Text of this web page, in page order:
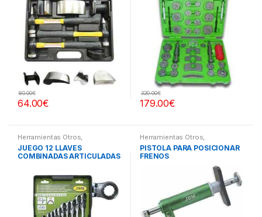
64.00€
80.00€
179.00€
320.00€
Herramientas Otros,
Herramientas De Mano
Herramientas De Mano
JUEGO 12 LLAVES
COMBINADAS ARTICULADAS
Herramientas Otros,
Herramientas Frenos y
Refrigeración
PISTOLA PARA POSICIONAR
FRENOS